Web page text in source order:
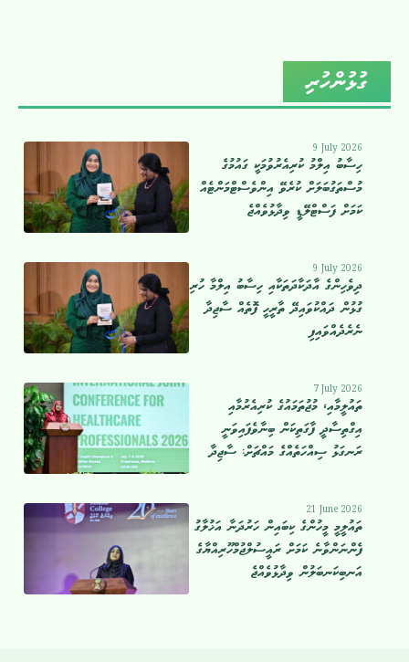
ގުޅުންހުރި
9 July 2026
ހިސާބު އިލްމު ކުރިއެރުވުމަކީ ގައުމުގެ
މުސްތަގުބަލަށް ކުރެވޭ އިންވެސްޓްމަންޓެއް
ކަމަށް ފަސްޓްލޭޑީ ވިދާޅުވެއްޖެ
9 July 2026
ދިވެހިންގެ އާދަކާދަތަކާއި ހިސާބު އިލްމާ ހުރި
ގުޅުން ދައްކުވައިދޭ ތާރީހީ ފޮތެއް ސާޖިދާ
ނެރެދެއްވައިފި
7 July 2026
ތައުލީމާއި، މުޖުތަމައުގެ ކުރިއެރުމާއި
އިގްތިސާދީ ފާގަތިކަން ބިނާވެފައިވަނީ
ރަނގަޅު ސިއްހަތެއްގެ މައްޗަށް: ސާޖިދާ
21 June 2026
ތައުލީމީ މީހުންގެ ކިބައިން ހަރުދަނާ އަޚުލާގު
ފެންނަންވާނެ ކަމަށް ރައީސުލްޖުމްހޫރިއްޔާގެ
އަނބިކަނބަލުން ވިދާޅުވެއްޖެ